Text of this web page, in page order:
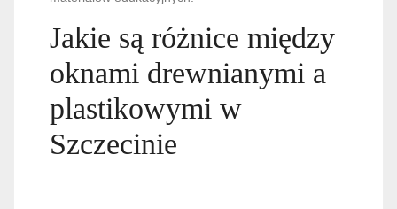
Jakie są różnice między
oknami drewnianymi a
plastikowymi w
Szczecinie